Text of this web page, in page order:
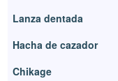
Lanza dentada
Hacha de cazador
Chikage